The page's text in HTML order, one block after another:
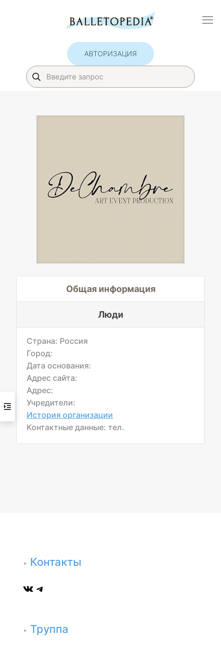
АВТОРИЗАЦИЯ
Общая информация
Люди
Страна: Россия
Город:
Дата основания:
Адрес сайта:
Адрес:
Учредители:
История организации
Контактные данные: тел.
Контакты
ВКонтакте
Telegram
Труппа